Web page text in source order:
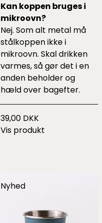
Kan koppen bruges i
mikroovn?
Nej. Som alt metal må
stålkoppen ikke i
mikroovn. Skal drikken
varmes, så gør det i en
anden beholder og
hæld over bagefter.
39,00 DKK
Vis produkt
Nyhed